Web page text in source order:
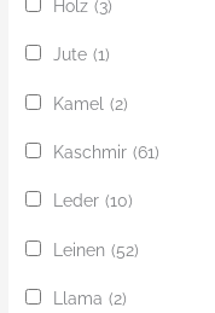
Holz (3)
Jute (1)
Kamel (2)
Kaschmir (61)
Leder (10)
Leinen (52)
Llama (2)